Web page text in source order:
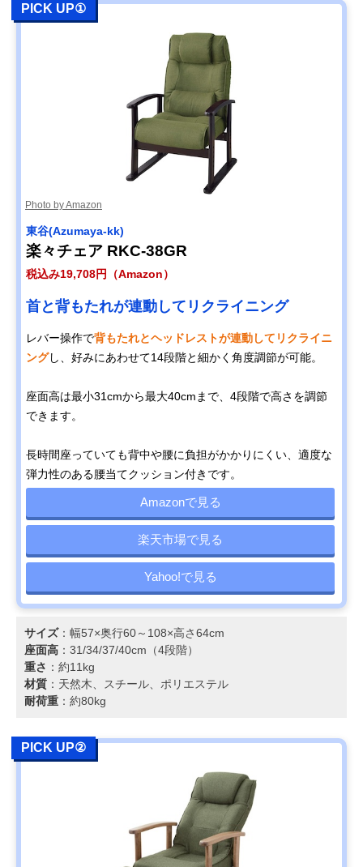
PICK UP①
Photo by Amazon
東谷(Azumaya-kk)
楽々チェア RKC-38GR
税込み19,708円（Amazon）
首と背もたれが連動してリクライニング
レバー操作で背もたれとヘッドレストが連動してリクライニ
ングし、好みにあわせて14段階と細かく角度調節が可能。
座面高は最小31cmから最大40cmまで、4段階で高さを調節
できます。
長時間座っていても背中や腰に負担がかかりにくい、適度な
弾力性のある腰当てクッション付きです。
Amazonで見る
楽天市場で見る
Yahoo!で見る
サイズ：幅57×奥行60～108×高さ64cm
座面高 ：31/34/37/40cm（4段階）
重さ ：約11kg
材質 ：天然木、スチール、ポリエステル
耐荷重 ：約80kg
PICK UP②